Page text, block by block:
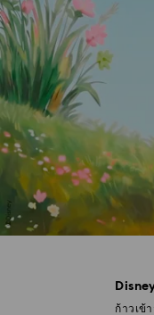
ก้าวเข้